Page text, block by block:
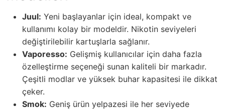
Juul: Yeni başlayanlar için ideal, kompakt ve
kullanımı kolay bir modeldir. Nikotin seviyeleri
değiştirilebilir kartuşlarla sağlanır.
Vaporesso: Gelişmiş kullanıcılar için daha fazla
özelleştirme seçeneği sunan kaliteli bir markadır.
Çeşitli modlar ve yüksek buhar kapasitesi ile dikkat
çeker.
Smok: Geniş ürün yelpazesi ile her seviyede